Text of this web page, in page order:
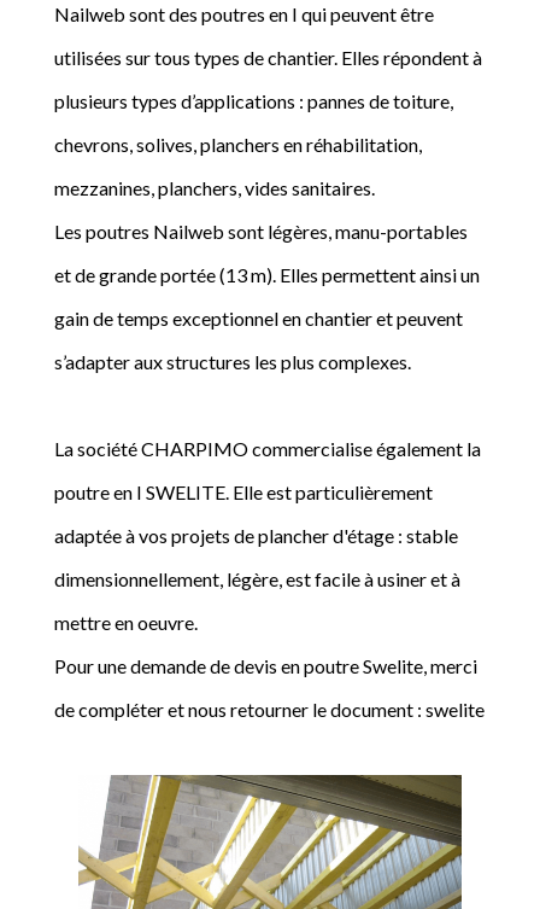
Nailweb sont des poutres en I qui peuvent être
utilisées sur tous types de chantier. Elles répondent à
plusieurs types d’applications : pannes de toiture,
chevrons, solives, planchers en réhabilitation,
mezzanines, planchers, vides sanitaires.
Les poutres Nailweb sont légères, manu-portables
et de grande portée (13 m). Elles permettent ainsi un
gain de temps exceptionnel en chantier et peuvent
s’adapter aux structures les plus complexes.
La société CHARPIMO commercialise également la
poutre en I SWELITE. Elle est particulièrement
adaptée à vos projets de plancher d'étage : stable
dimensionnellement, légère, est facile à usiner et à
mettre en oeuvre.
Pour une demande de devis en poutre Swelite, merci
de compléter et nous retourner le document : swelite